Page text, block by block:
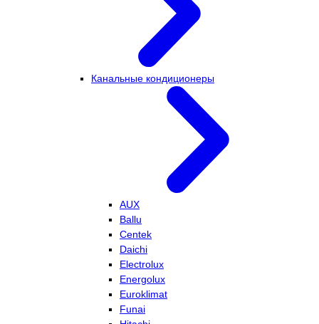
Канальные кондиционеры
AUX
Ballu
Centek
Daichi
Electrolux
Energolux
Euroklimat
Funai